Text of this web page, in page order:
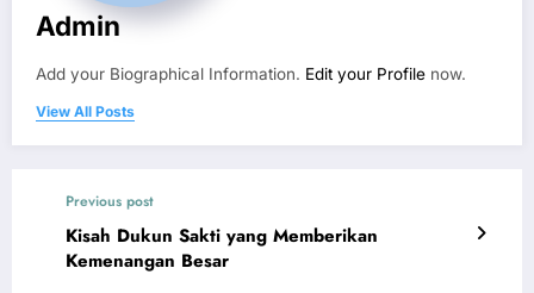
Admin
Add your Biographical Information. Edit your Profile now.
View All Posts
Previous post
Kisah Dukun Sakti yang Memberikan
Kemenangan Besar